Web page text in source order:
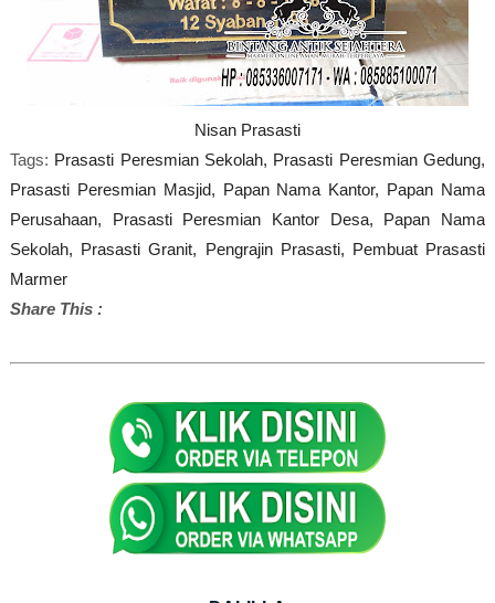
Nisan Prasasti
Tags: Prasasti Peresmian Sekolah, Prasasti Peresmian Gedung,
Prasasti Peresmian Masjid, Papan Nama Kantor, Papan Nama
Perusahaan,
Prasasti Peresmian Kantor Desa,
Papan Nama
Sekolah, Prasasti Granit, Pengrajin Prasasti, Pembuat Prasasti
Marmer
Share This :